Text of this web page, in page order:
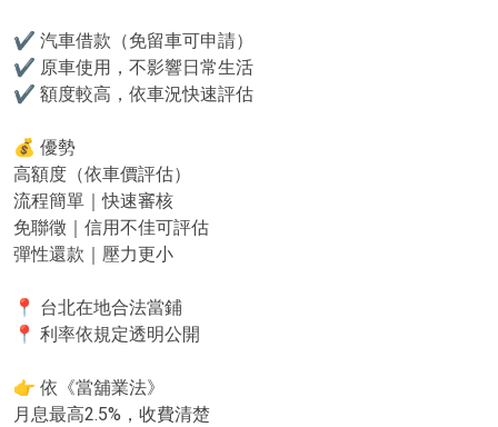
✔ 汽車借款（免留車可申請）
✔ 原車使用，不影響日常生活
✔ 額度較高，依車況快速評估
💰 優勢
高額度（依車價評估）
流程簡單｜快速審核
免聯徵｜信用不佳可評估
彈性還款｜壓力更小
📍 台北在地合法當鋪
📍 利率依規定透明公開
👉 依《當舖業法》
月息最高2.5%，收費清楚